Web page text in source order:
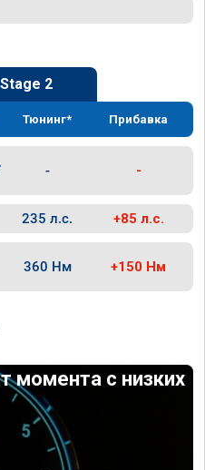
Stage 2
Тюнинг* Прибавка
- -
235 л.с. +85 л.с.
360 Нм +150 Нм
момента с низких